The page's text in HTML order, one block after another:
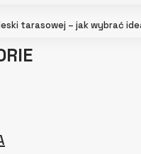
tarasowej – jak wybrać